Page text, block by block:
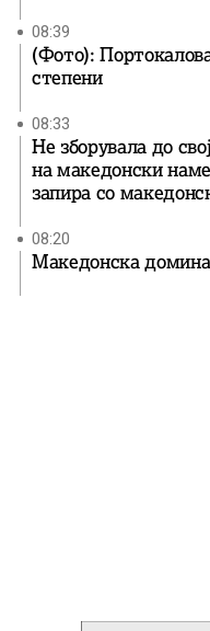
08:39
(Фото):
степени
08:33
Не зборувала до
на македонски
запира со
08:20
Македонска